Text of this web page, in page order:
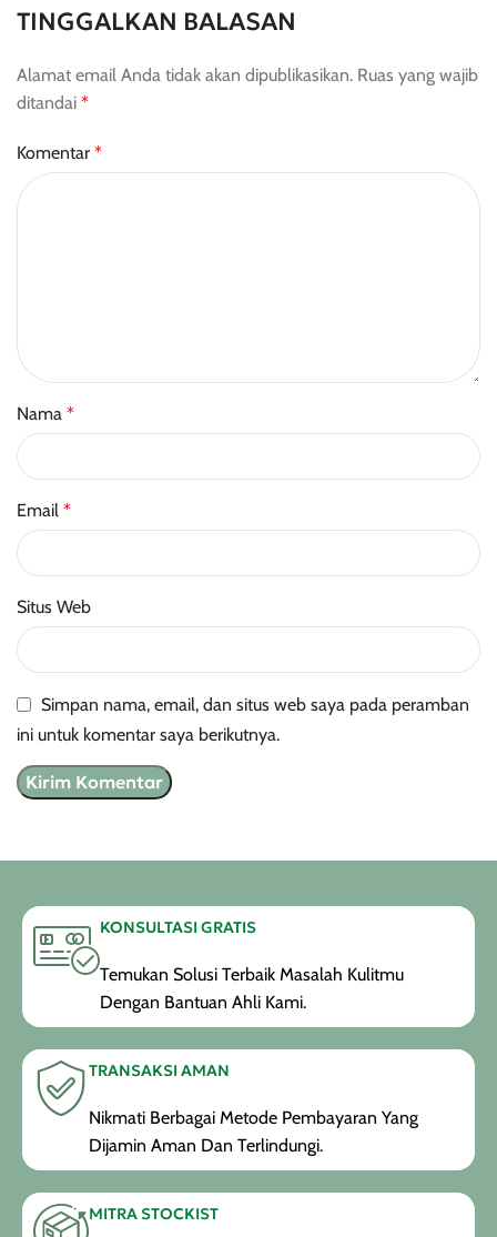
TINGGALKAN BALASAN
Alamat email Anda tidak akan dipublikasikan. Ruas yang wajib
ditandai *
Komentar *
Nama *
Email *
Situs Web
Simpan nama, email, dan situs web saya pada peramban
ini untuk komentar saya berikutnya.
KONSULTASI GRATIS
Temukan Solusi Terbaik Masalah Kulitmu
Dengan Bantuan Ahli Kami.
TRANSAKSI AMAN
Nikmati Berbagai Metode Pembayaran Yang
Dijamin Aman Dan Terlindungi.
MITRA STOCKIST